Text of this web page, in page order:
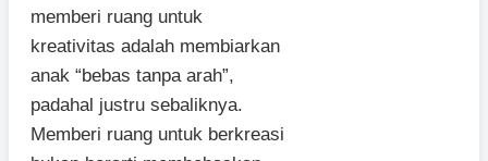
memberi ruang untuk
kreativitas adalah membiarkan
anak “bebas tanpa arah”,
padahal justru sebaliknya.
Memberi ruang untuk berkreasi